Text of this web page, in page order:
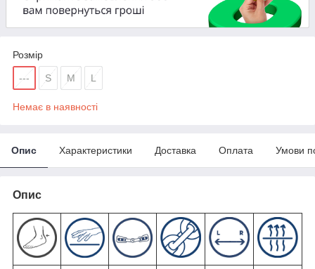
Розмір
--- S M L
Немає в наявності
Опис Характеристики Доставка Оплата Умови
Опис